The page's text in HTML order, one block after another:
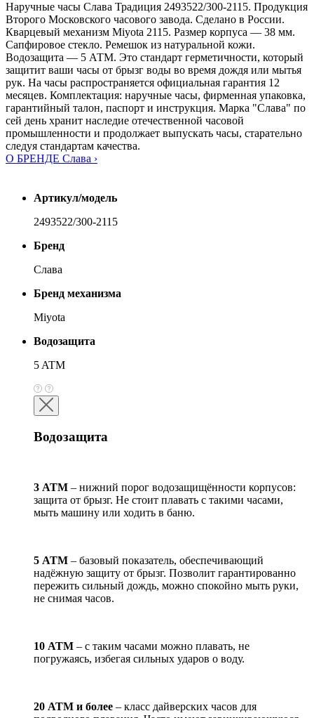
Наручные часы Слава Традиция 2493522/300-2115. Продукция
Второго Московского часового завода. Сделано в России.
Кварцевый механизм Miyota 2115. Размер корпуса — 38 мм.
Сапфировое стекло. Ремешок из натуральной кожи.
Водозащита — 5 АТМ. Это стандарт герметичности, который
защитит ваши часы от брызг воды во время дождя или мытья
рук. На часы распространяется официальная гарантия 12
месяцев. Комплектация: наручные часы, фирменная упаковка,
гарантийный талон, паспорт и инструкция. Марка "Слава" по
сей день хранит наследие отечественной часовой
промышленности и продолжает выпускать часы, старательно
следуя стандартам качества.
О БРЕНДЕ Слава ›
Артикул/модель
2493522/300-2115
Бренд
Слава
Бренд механизма
Miyota
Водозащита
5 ATM
Водозащита
3 АТМ – нижний порог водозащищённости корпусов:
защита от брызг. Не стоит плавать с такими часами,
мыть машину или ходить в баню.
5 АТМ – базовый показатель, обеспечивающий
надёжную защиту от брызг. Позволит гарантированно
пережить сильный дождь, можно спокойно мыть руки,
не снимая часов.
10 АТМ – с таким часами можно плавать, не
погружаясь, избегая сильных ударов о воду.
20 АТМ и более – класс дайверских часов для